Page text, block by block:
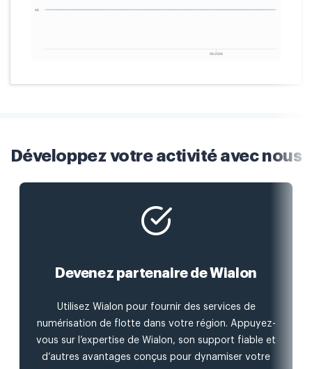
Développez votre activité avec nous
Devenez partenaire de Wialon
Utilisez Wialon pour fournir des services de
numérisation de flotte dans votre région. Appuyez-
vous sur l’expertise de Wialon, son support fiable et
d’autres avantages conçus pour dynamiser votre